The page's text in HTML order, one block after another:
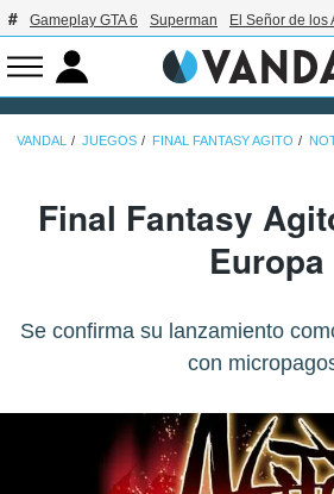
Gameplay GTA 6 Superman El Señor de los
VANDAL JUEGOS FINAL FANTASY AGITO
Final Fantasy
Europa
Se confirma su lanzamiento
con